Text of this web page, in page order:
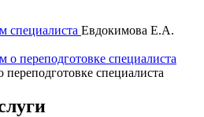
Евдокимова Е.А.
специалиста